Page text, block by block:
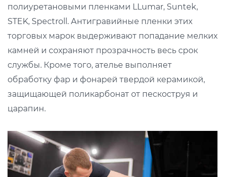
полиуретановыми пленками LLumar, Suntek,
STEK, Spectroll. Антигравийные пленки этих
торговых марок выдерживают попадание мелких
камней и сохраняют прозрачность весь срок
службы. Кроме того, ателье выполняет
обработку фар и фонарей твердой керамикой,
защищающей поликарбонат от пескоструя и
царапин.